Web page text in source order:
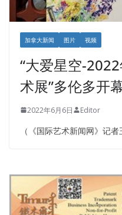
加拿大新闻 图片 视频
“大爱星空-
术展”多伦多开
2022年6月6日 Editor
（《国际艺术新闻网》记